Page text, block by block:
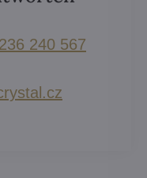
240 567